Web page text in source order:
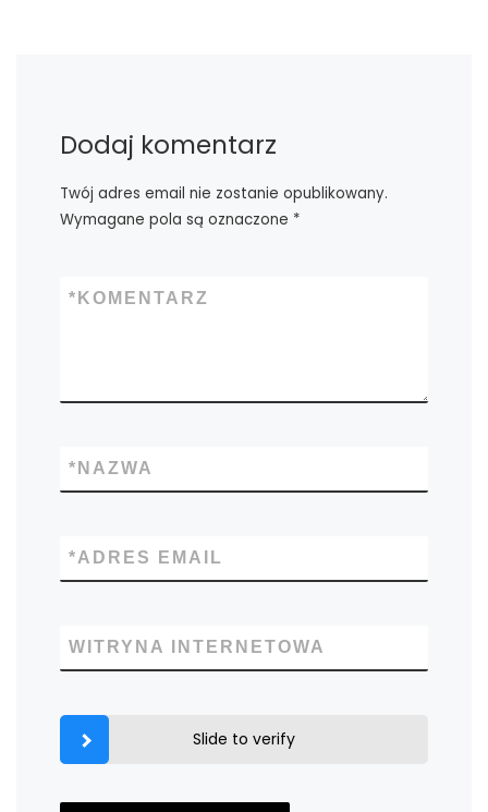
Dodaj komentarz
Twój adres email nie zostanie opublikowany.
Wymagane pola są oznaczone *
KOMENTARZ
*
NAZWA
*
ADRES EMAIL
*
WITRYNA INTERNETOWA
Slide to verify